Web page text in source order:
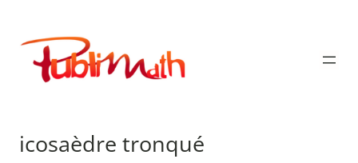
contenu
Publimath
icosaèdre tronqué